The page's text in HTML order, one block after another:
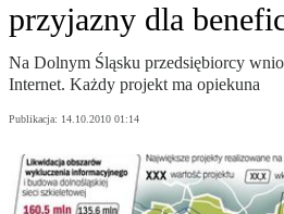
przyjazny dla
Na Dolnym Śląsku przedsiębiorcy
Internet. Każdy projekt ma opiekuna
Publikacja: 14.10.2010 01:14